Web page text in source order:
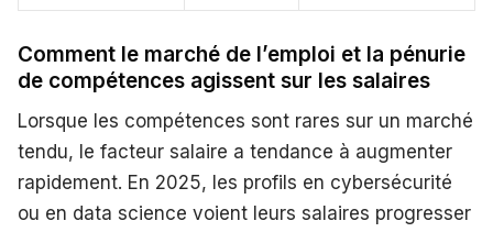
Comment le marché de l’emploi et la pénurie
de compétences agissent sur les salaires
Lorsque les compétences sont rares sur un marché
tendu, le facteur salaire a tendance à augmenter
rapidement. En 2025, les profils en cybersécurité
ou en data science voient leurs salaires progresser